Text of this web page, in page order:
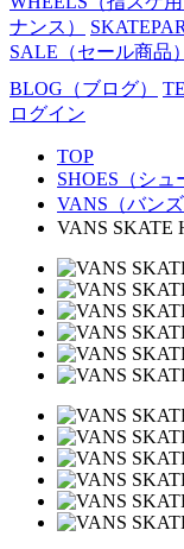
ナンス）
SALE （セール商品）
BLOG （ブログ）
ログイン
TOP
SHOES（シュ
VANS（バンズ
VANS SKATE